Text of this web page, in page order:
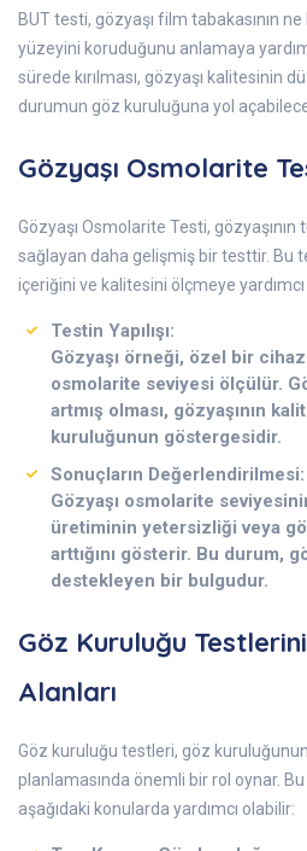
BUT testi, gözyaşı film tabakasının
yüzeyini koruduğunu anlamaya
sürede kırılması, gözyaşı kalitesinin
durumun göz kuruluğuna yol
Gözyaşı Osmolarite
Gözyaşı Osmolarite Testi,
sağlayan daha gelişmiş bir testtir. Bu
içeriğini ve kalitesini ölçmeye yardımcı
Testin Yapılışı:
Gözyaşı örneği, özel bir
osmolarite seviyesi ölçülür.
artmış olması, gözyaşının
kuruluğunun göstergesidir.
Sonuçların Değerlendirilmesi:
Gözyaşı osmolarite
üretiminin yetersizliği veya
arttığını gösterir. Bu durum,
destekleyen bir bulgudur.
Göz Kuruluğu
Alanları
Göz kuruluğu testleri, göz
planlamasında önemli bir rol oynar.
aşağıdaki konularda yardımcı olabilir: